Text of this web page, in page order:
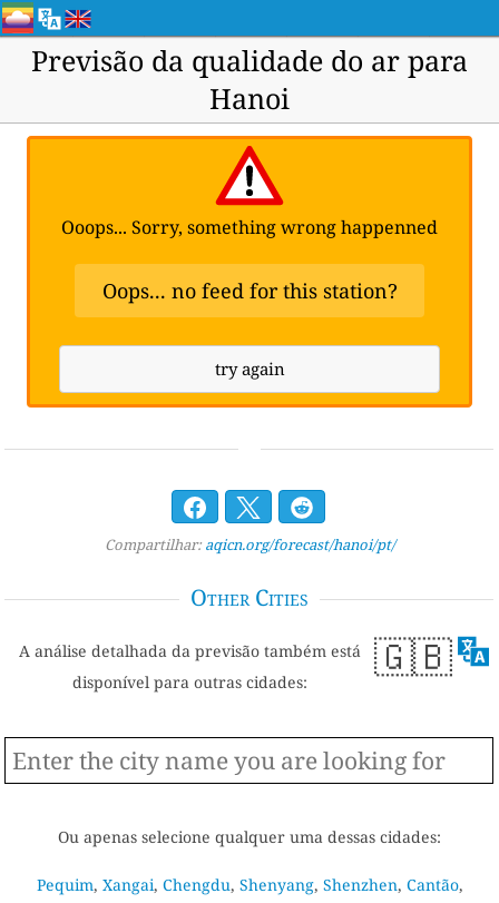
Previsão da qualidade do ar para
Hanoi
Ooops... Sorry, something wrong happenned
Oops... no feed for this station?
try again
Compartilhar: aqicn.org/forecast/hanoi/pt/
Other Cities
🇬🇧
A análise detalhada da previsão também está
disponível para outras cidades:
Ou apenas selecione qualquer uma dessas cidades:
Pequim, Xangai, Chengdu, Shenyang, Shenzhen, Cantão,